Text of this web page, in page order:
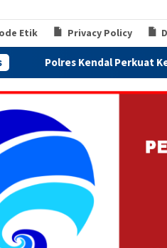
Etik Privacy Policy
Perkuat Kesiapsiagaan